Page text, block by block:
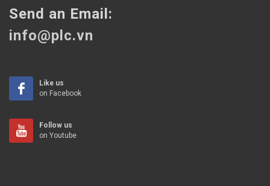
Send an Email:
info@plc.vn
Like us
on Facebook
Follow us
on Youtube